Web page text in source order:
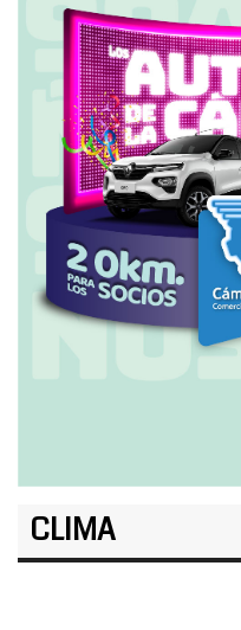
CLIMA